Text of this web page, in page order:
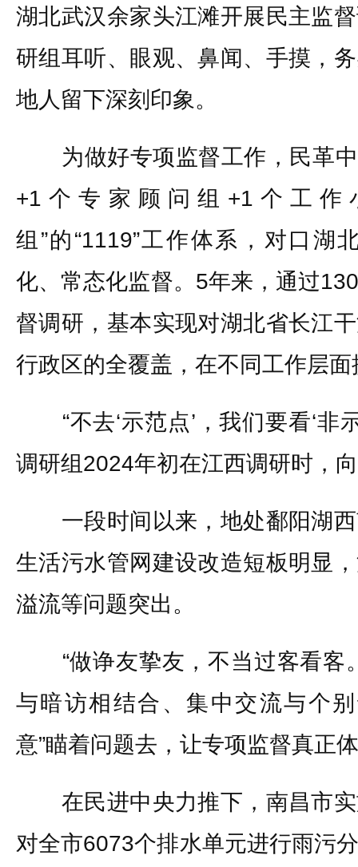
湖北武汉余家头江滩开展民主监
研组耳听、眼观、鼻闻、手摸，
地人留下深刻印象。
为做好专项监督工作，民革中
+1个专家顾问组+1个工作
组”的“1119”工作体系，对口湖
化、常态化监督。5年来，通过
督调研，基本实现对湖北省长江
行政区的全覆盖，在不同工作层
“不去‘示范点’，我们要看‘非
调研组2024年初在江西调研时，
一段时间以来，地处鄱阳湖西
生活污水管网建设改造短板明显
溢流等问题突出。
“做诤友挚友，不当过客看客
与暗访相结合、集中交流与个
意”瞄着问题去，让专项监督真正
在民进中央力推下，南昌市实
对全市6073个排水单元进行雨污